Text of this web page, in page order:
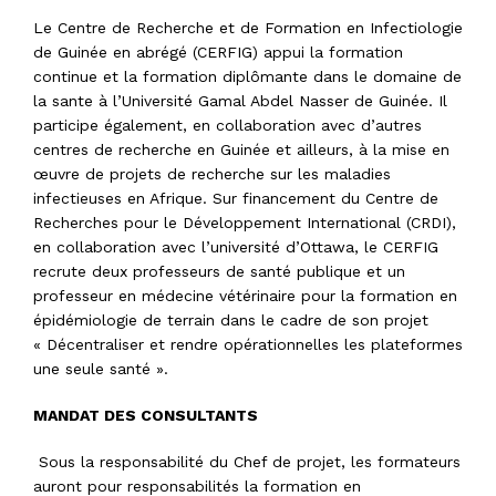
Le Centre de Recherche et de Formation en Infectiologie
de Guinée en abrégé (CERFIG) appui la formation
continue et la formation diplômante dans le domaine de
la sante à l’Université Gamal Abdel Nasser de Guinée. Il
participe également, en collaboration avec d’autres
centres de recherche en Guinée et ailleurs, à la mise en
œuvre de projets de recherche sur les maladies
infectieuses en Afrique. Sur financement du Centre de
Recherches pour le Développement International (CRDI),
en collaboration avec l’université d’Ottawa, le CERFIG
recrute deux professeurs de santé publique et un
professeur en médecine vétérinaire pour la formation en
épidémiologie de terrain dans le cadre de son projet
« Décentraliser et rendre opérationnelles les plateformes
une seule santé ».
MANDAT DES CONSULTANTS
Sous la responsabilité du Chef de projet, les formateurs
auront pour responsabilités la formation en